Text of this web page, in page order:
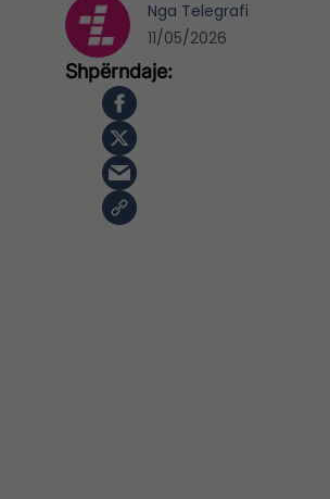
Nga Telegrafi
11/05/2026